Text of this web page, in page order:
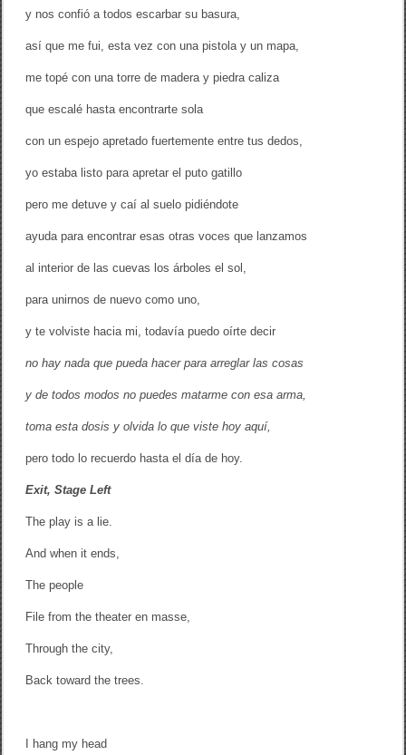
y nos confió a todos escarbar su basura,
así que me fui, esta vez con una pistola y un mapa,
me topé con una torre de madera y piedra caliza
que escalé hasta encontrarte sola
con un espejo apretado fuertemente entre tus dedos,
yo estaba listo para apretar el puto gatillo
pero me detuve y caí al suelo pidiéndote
ayuda para encontrar esas otras voces que lanzamos
al interior de las cuevas los árboles el sol,
para unirnos de nuevo como uno,
y te volviste hacia mi, todavía puedo oírte decir
no hay nada que pueda hacer para arreglar las cosas
y de todos modos no puedes matarme con esa arma,
toma esta dosis y olvida lo que viste hoy aquí,
pero todo lo recuerdo hasta el día de hoy.
Exit, Stage Left
The play is a lie.
And when it ends,
The people
File from the theater en masse,
Through the city,
Back toward the trees.
I hang my head